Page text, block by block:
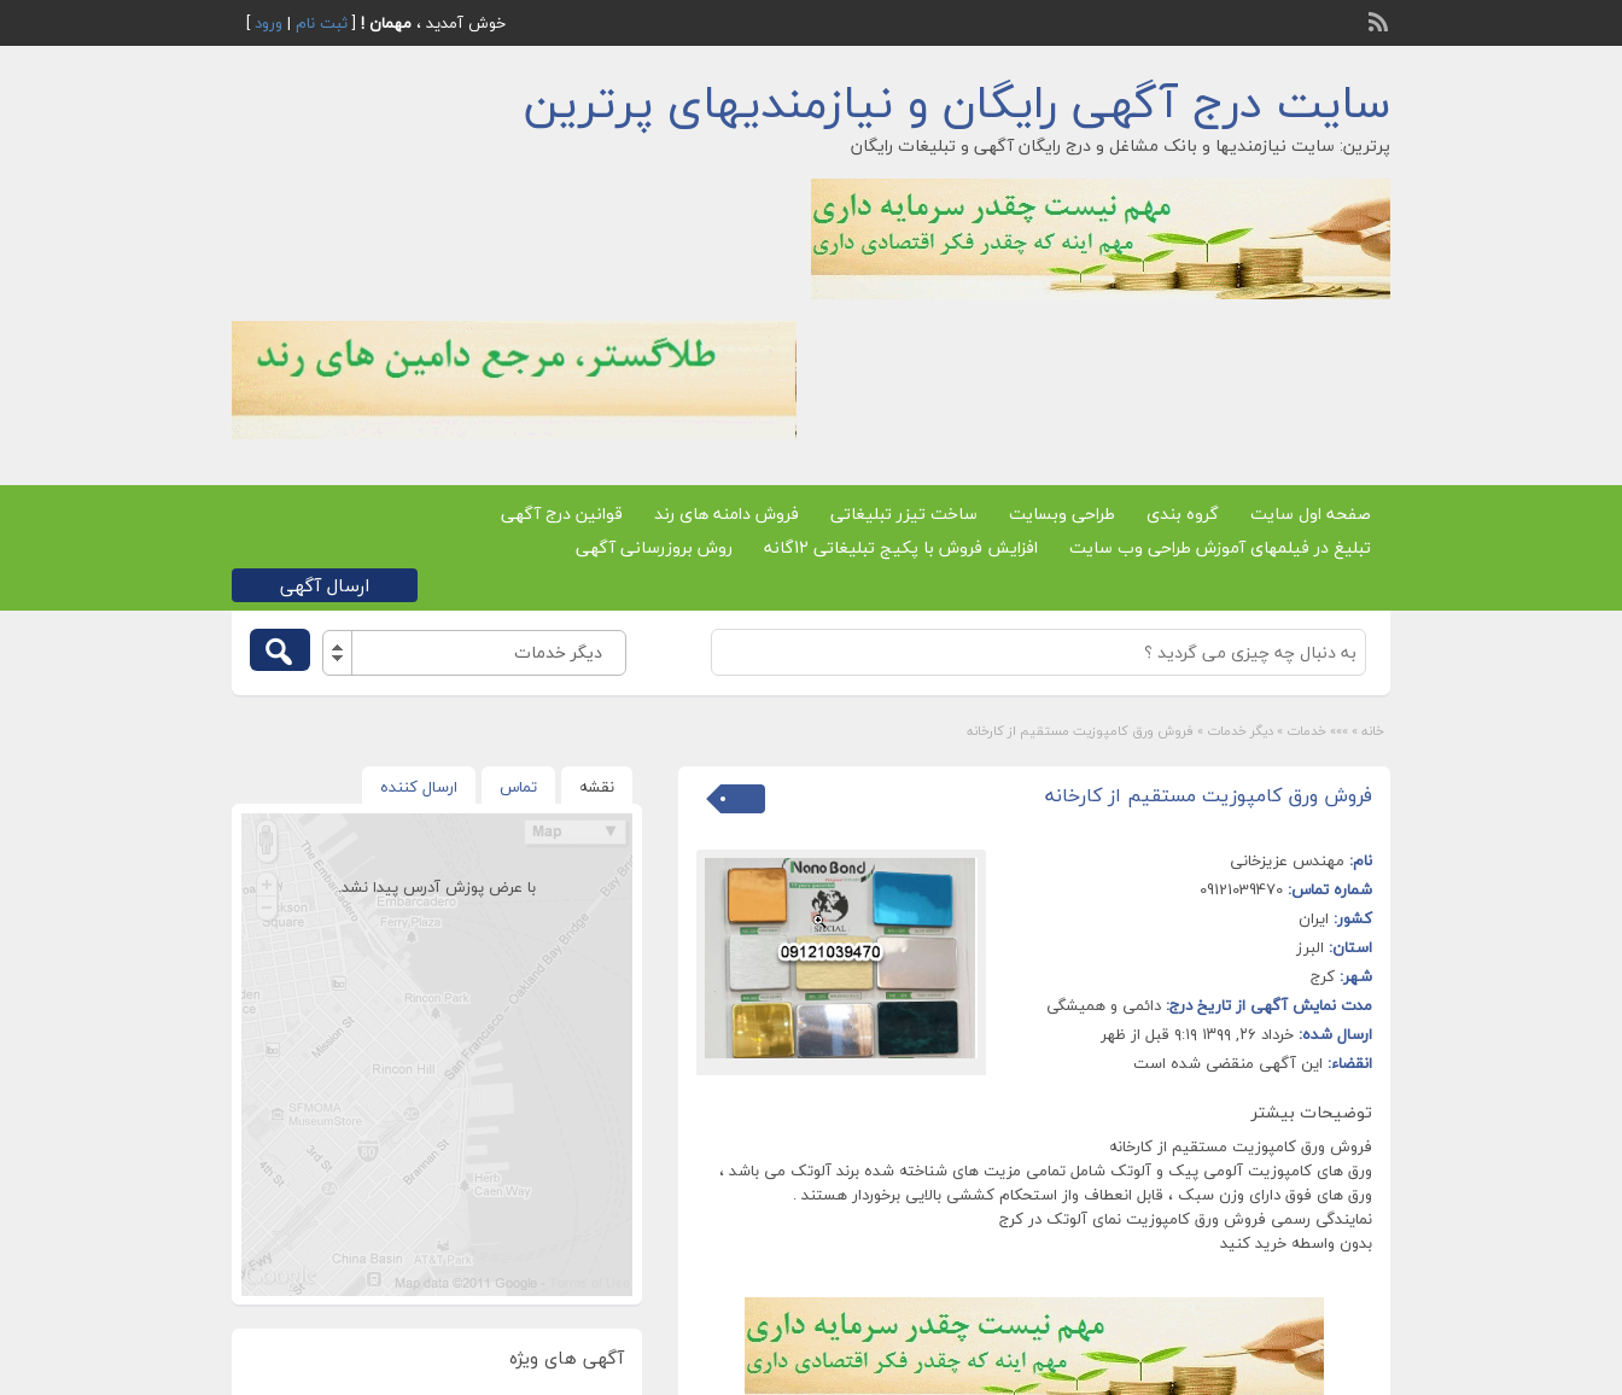
خوش آمدید ، مهمان ! [ثبت نام | ورود]
سایت درج آگهی رایگان و نیازمندیهای پرترین
پرترین: سایت نیازمندیها و بانک مشاغل و درج رایگان آگهی و تبلیغات رایگان
صفحه اول سایت گروه بندی طراحی وبسایت ساخت تیزر تبلیغاتی فروش دامنه های رند
قوانین درج آگهی
تبلیغ در فیلمهای آموزش طراحی وب سایت
افزایش فروش با پکیج تبلیغاتی 12گانه روش بروزرسانی آگهی
ارسال آگهی
دیگر خدمات
خانه » »»» خدمات » دیگر خدمات » فروش ورق کامپوزیت مستقیم از کارخانه
فروش ورق کامپوزیت مستقیم از کارخانه
نام: مهندس عزیزخانی
شماره تماس:
کشور: ایران
استان: البرز
شهر: كرج
مدت نمایش آگهی از تاریخ درج: دائمی و همیشگی
ارسال شده: خرداد ۲۶, ۱۳۹۹ ۹:۱۹ قبل از ظهر
انقضاء: این آگهی منقضی شده است
توضیحات بیشتر
فروش ورق کامپوزیت مستقیم از کارخانه
ورق های کامپوزیت آلومی پیک و آلوتک شامل تمامی مزیت های شناخته شده برند آلوتک می باشد ،
ورق های فوق دارای وزن سبک ، قابل انعطاف واز استحکام کششی بالایی برخوردار هستند .
نمایندگی رسمی فروش ورق کامپوزیت نمای آلوتک در کرج
بدون واسطه خرید کنید
نقشه تماس ارسال کننده
با عرض پوزش آدرس پیدا نشد.
آگهی های ویژه